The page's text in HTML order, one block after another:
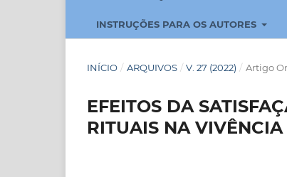
INSTRUÇÕES PARA OS AUTORES
INÍCIO / ARQUIVOS / V. 27 (2022) / Artigo
EFEITOS DA
RITUAIS NA